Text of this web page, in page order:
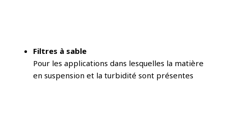
Filtres à sable
Pour les applications dans lesquelles la matière
en suspension et la turbidité sont présentes